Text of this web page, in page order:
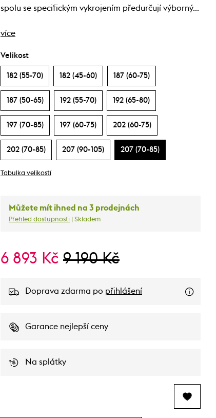
spolu se specifickým vykrojením předurčují výborný…
více
Velikost
182 (55-70) 182 (45-60) 187 (60-75)
187 (50-65) 192 (55-70) 192 (65-80)
197 (70-85) 197 (60-75) 202 (60-75)
202 (70-85) 207 (90-105) 207 (70-85)
Tabulka velikostí
Můžete mít ihned na 3 prodejnách
Přehled dostupnosti | Skladem
6 893 Kč 9 190 Kč
Doprava zdarma po přihlášení
Garance nejlepší ceny
Na splátky